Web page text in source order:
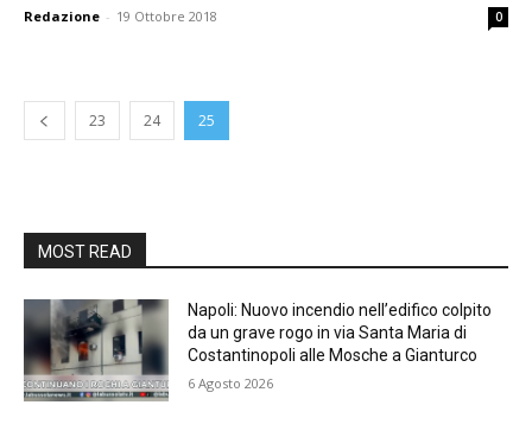
Redazione - 19 Ottobre 2018 0
23 24 25
MOST READ
Napoli: Nuovo incendio nell’edifico colpito
da un grave rogo in via Santa Maria di
Costantinopoli alle Mosche a Gianturco
6 Agosto 2026